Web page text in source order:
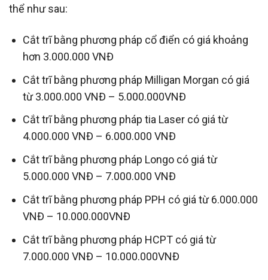
thể như sau:
Cắt trĩ bằng phương pháp cổ điển có giá khoảng
hơn 3.000.000 VNĐ
Cắt trĩ bằng phương pháp Milligan Morgan có giá
từ 3.000.000 VNĐ – 5.000.000VNĐ
Cắt trĩ bằng phương pháp tia Laser có giá từ
4.000.000 VNĐ – 6.000.000 VNĐ
Cắt trĩ bằng phương pháp Longo có giá từ
5.000.000 VNĐ – 7.000.000 VNĐ
Cắt trĩ bằng phương pháp PPH có giá từ 6.000.000
VNĐ – 10.000.000VNĐ
Cắt trĩ bằng phương pháp HCPT có giá từ
7.000.000 VNĐ – 10.000.000VNĐ